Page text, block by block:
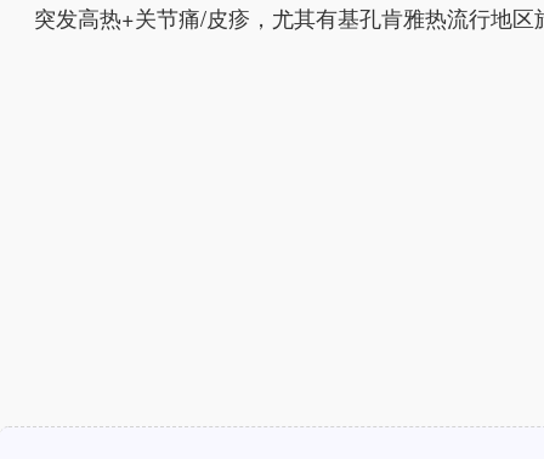
突发高热+关节痛/皮疹，尤其有基孔肯雅热流行地